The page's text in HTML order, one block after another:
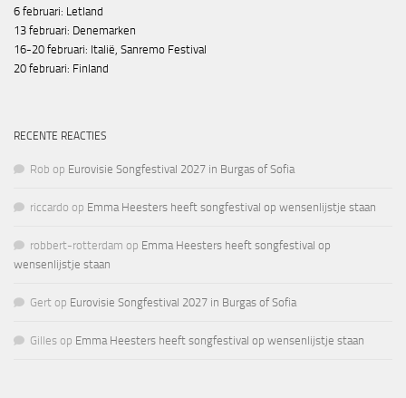
6 februari: Letland
13 februari: Denemarken
16-20 februari: Italië, Sanremo Festival
20 februari: Finland
RECENTE REACTIES
Rob op Eurovisie Songfestival 2027 in Burgas of Sofia
riccardo op Emma Heesters heeft songfestival op wensenlijstje staan
robbert-rotterdam op Emma Heesters heeft songfestival op
wensenlijstje staan
Gert op Eurovisie Songfestival 2027 in Burgas of Sofia
Gilles op Emma Heesters heeft songfestival op wensenlijstje staan